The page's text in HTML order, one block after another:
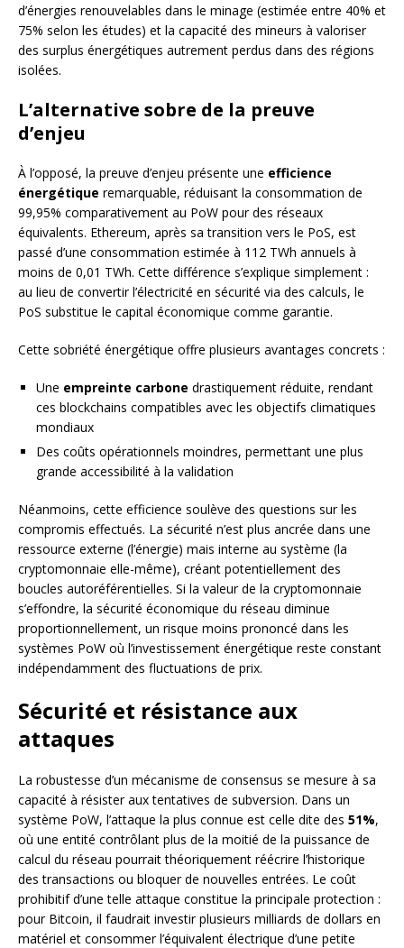
d’énergies renouvelables dans le minage (estimée entre 40% et
75% selon les études) et la capacité des mineurs à valoriser
des surplus énergétiques autrement perdus dans des régions
isolées.
L’alternative sobre de la preuve
d’enjeu
À l’opposé, la preuve d’enjeu présente une efficience
énergétique remarquable, réduisant la consommation de
99,95% comparativement au PoW pour des réseaux
équivalents. Ethereum, après sa transition vers le PoS, est
passé d’une consommation estimée à 112 TWh annuels à
moins de 0,01 TWh. Cette différence s’explique simplement :
au lieu de convertir l’électricité en sécurité via des calculs, le
PoS substitue le capital économique comme garantie.
Cette sobriété énergétique offre plusieurs avantages concrets :
Une empreinte carbone drastiquement réduite, rendant
ces blockchains compatibles avec les objectifs climatiques
mondiaux
Des coûts opérationnels moindres, permettant une plus
grande accessibilité à la validation
Néanmoins, cette efficience soulève des questions sur les
compromis effectués. La sécurité n’est plus ancrée dans une
ressource externe (l’énergie) mais interne au système (la
cryptomonnaie elle-même), créant potentiellement des
boucles autoréférentielles. Si la valeur de la cryptomonnaie
s’effondre, la sécurité économique du réseau diminue
proportionnellement, un risque moins prononcé dans les
systèmes PoW où l’investissement énergétique reste constant
indépendamment des fluctuations de prix.
Sécurité et résistance aux
attaques
La robustesse d’un mécanisme de consensus se mesure à sa
capacité à résister aux tentatives de subversion. Dans un
système PoW, l’attaque la plus connue est celle dite des 51%,
où une entité contrôlant plus de la moitié de la puissance de
calcul du réseau pourrait théoriquement réécrire l’historique
des transactions ou bloquer de nouvelles entrées. Le coût
prohibitif d’une telle attaque constitue la principale protection :
pour Bitcoin, il faudrait investir plusieurs milliards de dollars en
matériel et consommer l’équivalent électrique d’une petite